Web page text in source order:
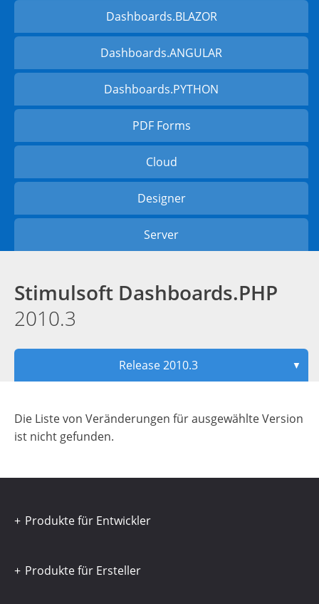
Dashboards.BLAZOR
Dashboards.ANGULAR
Dashboards.PYTHON
PDF Forms
Cloud
Designer
Server
Stimulsoft Dashboards.PHP
2010.3
Release 2010.3 ▼
Die Liste von Veränderungen für ausgewählte Version
ist nicht gefunden.
Produkte für Entwickler
Produkte für Ersteller